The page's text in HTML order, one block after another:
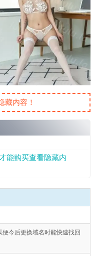
藏内容！
能购买查看隐藏内
今后更换域名时能快速找回